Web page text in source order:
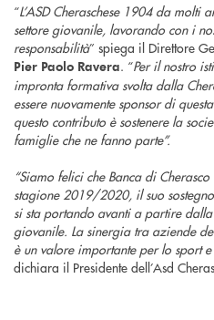
“L’ASD Cheraschese 1904 da
settore giovanile, lavorando con i
responsabilità” spiega il Direttore
Pier Paolo Ravera. “Per il nostro
impronta formativa svolta dalla
essere nuovamente sponsor di
questo contributo è sostenere la
famiglie che ne fanno parte”.
“Siamo felici che Banca di
stagione 2019/2020, il suo
si sta portando avanti a partire
giovanile. La sinergia tra aziende
è un valore importante per lo sport
dichiara il Presidente dell’Asd